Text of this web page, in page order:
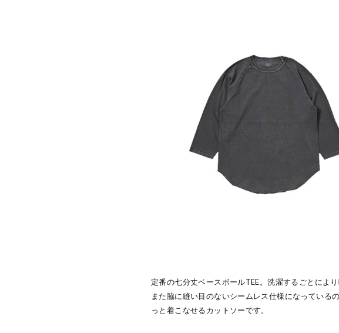
定番の七分丈ベースボールTEE。洗濯するごとによ
また脇に縫い目のないシームレス仕様になっている
っと着こなせるカットソーです。